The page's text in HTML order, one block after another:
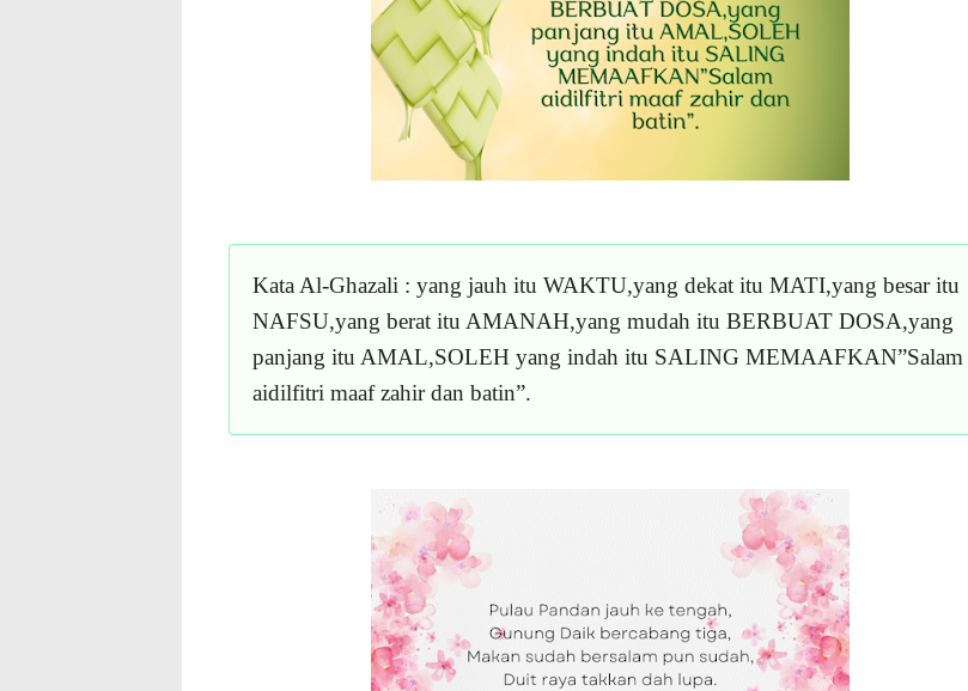
Kata Al-Ghazali : yang jauh itu WAKTU,yang dekat itu MATI,yang besar itu
NAFSU,yang berat itu AMANAH,yang mudah itu BERBUAT DOSA,yang
panjang itu AMAL,SOLEH yang indah itu SALING MEMAAFKAN”Salam
aidilfitri maaf zahir dan batin”.